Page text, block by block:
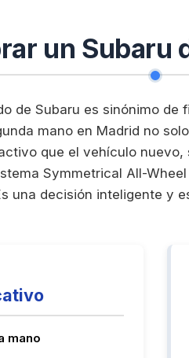
un Subaru
de Subaru es sinónimo
mano en Madrid no
que el vehículo
Symmetrical All-
una decisión inteligente y
mano